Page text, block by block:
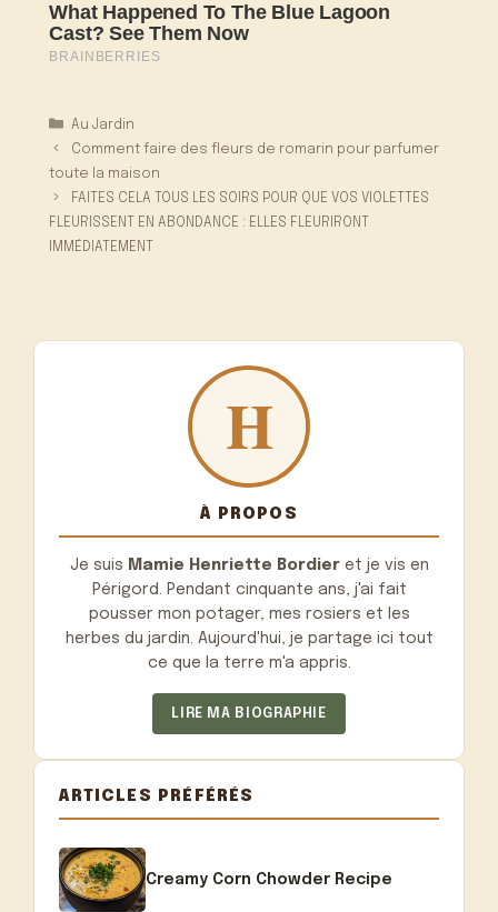
Catégories
Au Jardin
Comment faire des fleurs de romarin pour parfumer
toute la maison
FAITES CELA TOUS LES SOIRS POUR QUE VOS VIOLETTES
FLEURISSENT EN ABONDANCE : ELLES FLEURIRONT
IMMÉDIATEMENT
À PROPOS
Je suis Mamie Henriette Bordieret je vis en
Périgord. Pendant cinquante ans, j'ai fait
pousser mon potager, mes rosiers et les
herbes du jardin. Aujourd'hui, je partage ici tout
ce que la terre m'a appris.
LIRE MA BIOGRAPHIE
ARTICLES PRÉFÉRÉS
Creamy Corn Chowder Recipe